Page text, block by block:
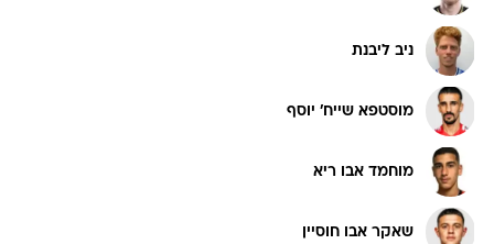
ניב ליבנת
מוסטפא שייח' יוסף
מוחמד אבו ריא
שאקר אבו חוסיין